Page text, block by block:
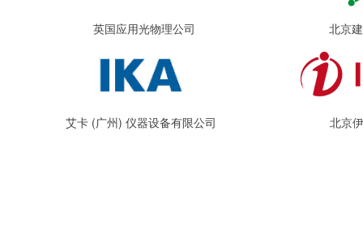
英国应用光物理公司 北京
艾卡 (广州) 仪器设备有限公司 北京